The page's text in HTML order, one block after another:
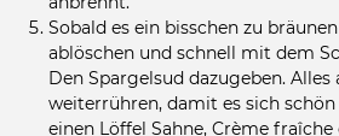
Sobald es ein bisschen zu
ablöschen und schnell mit dem
Den Spargelsud dazugeben. Alles
weiterrühren, damit es sich
einen Löffel Sahne, Crème fraîche